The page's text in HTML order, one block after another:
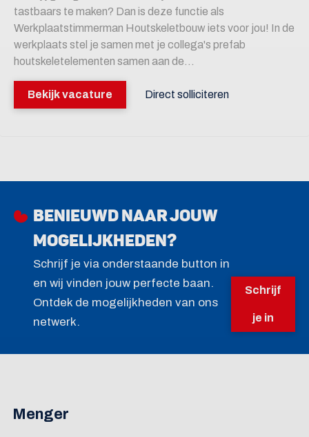
tastbaars te maken? Dan is deze functie als
Werkplaatstimmerman Houtskeletbouw iets voor jou! In de
werkplaats stel je samen met je collega's prefab
houtskeletelementen samen aan de...
Bekijk vacature Direct solliciteren
Benieuwd naar jouw
mogelijkheden?
Schrijf je via onderstaande button in
en wij vinden jouw perfecte baan.
Ontdek de mogelijkheden van ons
netwerk.
Schrijf
je in
Menger